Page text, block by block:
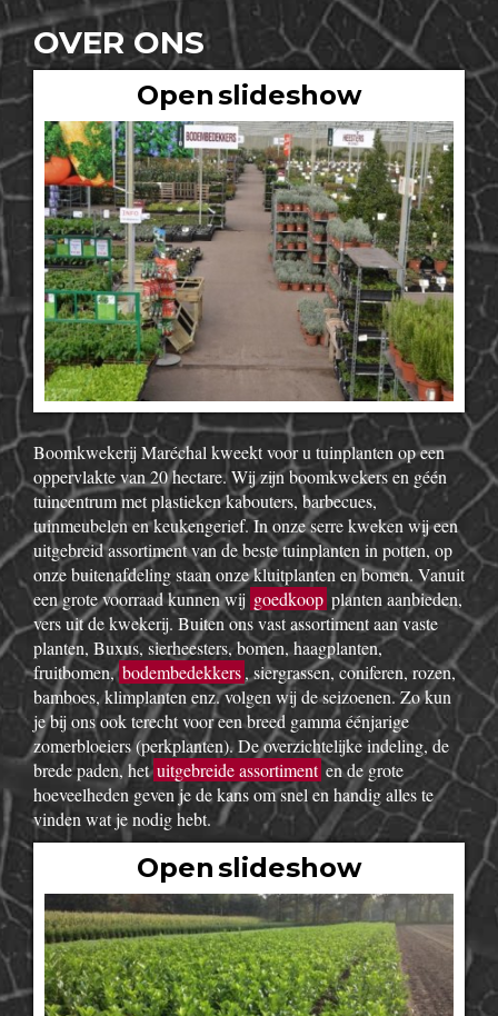
OVER ONS
Open slideshow
Boomkwekerij Maréchal kweekt voor u tuinplanten op een
oppervlakte van 20 hectare. Wij zijn boomkwekers en géén
tuincentrum met plastieken kabouters, barbecues,
tuinmeubelen en keukengerief. In onze serre kweken wij een
uitgebreid assortiment van de beste tuinplanten in potten, op
onze buitenafdeling staan onze kluitplanten en bomen. Vanuit
een grote voorraad kunnen wij goedkoop planten aanbieden,
vers uit de kwekerij. Buiten ons vast assortiment aan vaste
planten, Buxus, sierheesters, bomen, haagplanten,
fruitbomen,bodembedekkers, siergrassen, coniferen, rozen,
bamboes, klimplanten enz. volgen wij de seizoenen. Zo kun
je bij ons ook terecht voor een breed gamma éénjarige
zomerbloeiers (perkplanten). De overzichtelijke indeling, de
brede paden, hetuitgebreide assortiment en de grote
hoeveelheden geven je de kans om snel en handig alles te
vinden wat je nodig hebt.
Open slideshow